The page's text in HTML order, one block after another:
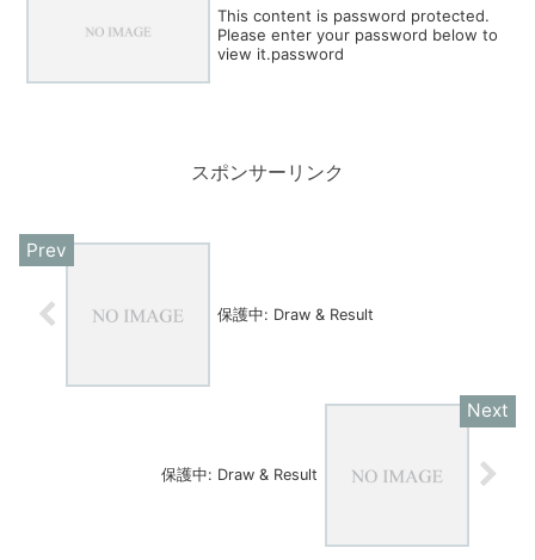
This content is password protected.
Please enter your password below to
view it.password
スポンサーリンク
保護中: Draw & Result
保護中: Draw & Result